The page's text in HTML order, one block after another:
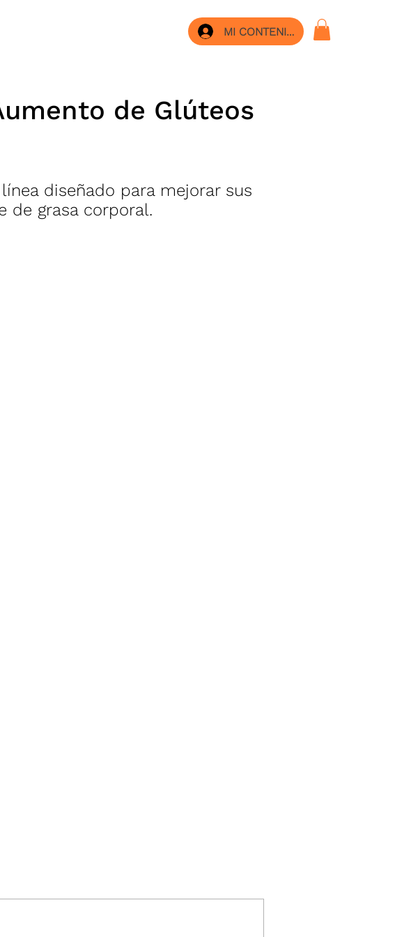
MI CONTENIDO
de Glúteos
diseñado para mejorar sus
de grasa corporal.